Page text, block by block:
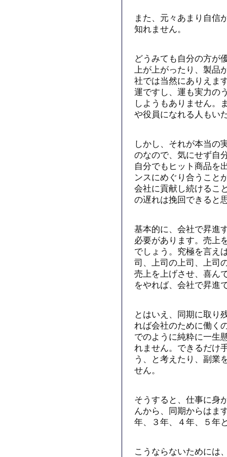
また、元々あまり自信
知れません。
どうみても自分の方が
上が上がったり、製品
社では当然にありえま
運ですし、運も実力の
しようもありません。
や役員になれる人もい
しかし、それが本当の
のなので、気にせず自
自分でもヒット商品を
ンスにめぐり合うこと
会社に貢献し続けるこ
の遅れは挽回できると
基本的に、会社で昇進
必要があります。売上
でしょう。究極を言え
司、上司の上司、上司
売上を上げさせ、喜ん
をやれば、会社で昇進
とはいえ、同期に取り
れば会社のために働く
でのように純粋に一生
れません。できるだけ
う、と考えたり、副業
せん。
そうすると、仕事に身
んから、同期からはま
年、３年、４年、５年
こうならないためには